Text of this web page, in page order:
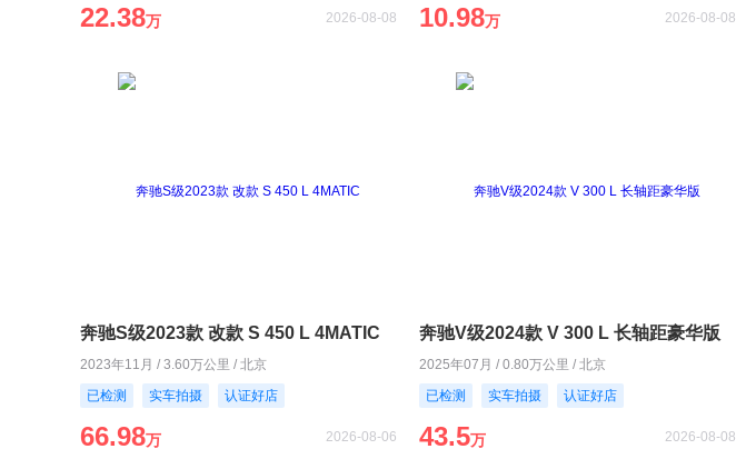
22.38万 2026-08-08 10.98万 2026-08-08
奔驰S级2023款 改款 S 450 L 4MATIC
2023年11月 / 3.60万公里 / 北京
已检测
实车拍摄 认证好店
66.98万 2026-08-06
奔驰V级2024款 V 300 L 长轴距豪华版
2025年07月 / 0.80万公里 / 北京
已检测
实车拍摄 认证好店
43.5万 2026-08-08